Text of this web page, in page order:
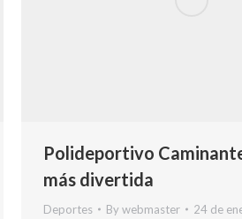
Polideportivo
más divertida
Deportes Bywebmaster 24 de